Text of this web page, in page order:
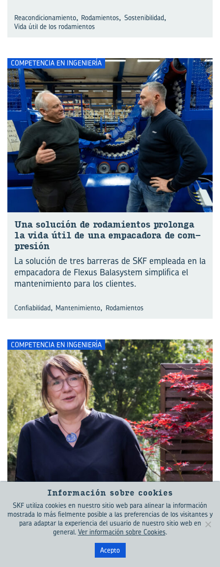
Reacondicionamiento, Rodamientos, Sostenibilidad,
Vida útil de los rodamientos
COMPETENCIA EN INGENIERÍA
Una so­lu­ción de ro­da­mien­tos pro­lon­ga
la vida útil de una em­pa­ca­do­ra de com­
pre­sión
La solución de tres barreras de SKF empleada en la
empacadora de Flexus Balasystem simplifica el
mantenimiento para los clientes.
Confiabilidad, Mantenimiento, Rodamientos
COMPETENCIA EN INGENIERÍA
La re­vo­lu­ción de la ce­rá­mi­ca
SKF ha estado más de dos décadas de­sentrañando
los secretos de la tecnología de los rodamientos
híbridos, y ahora está llevando esta solución
Información sobre cookies
SKF utiliza cookies en nuestro sitio web para alinear la información
mostrada lo más fielmente posible a las preferencias de los visitantes y
para adaptar la experiencia del usuario de nuestro sitio web en
general. Ver información sobre Cookies.
Acepto